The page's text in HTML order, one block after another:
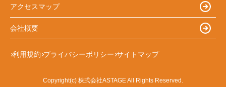
アクセスマップ
会社概要
利用規約 プライバシーポリシー サイトマップ
Copyright(c) 株式会社ASTAGE All Rights Reserved.